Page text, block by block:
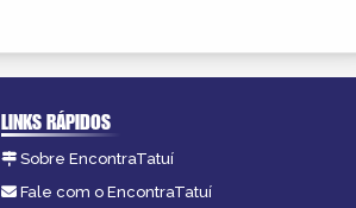
LINKS RÁPIDOS
Sobre EncontraTatuí
Fale com o EncontraTatuí